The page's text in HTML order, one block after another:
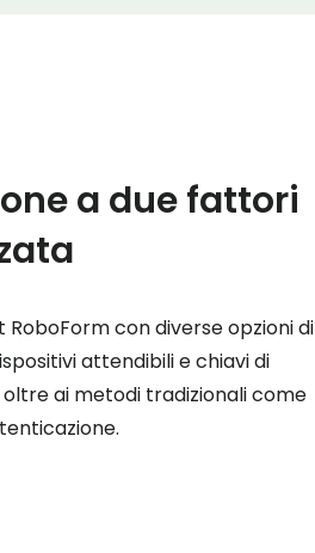
a due fattori
con diverse opzioni di
attendibili e chiavi di
ai metodi tradizionali come